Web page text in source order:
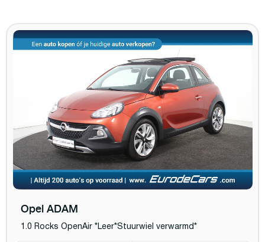
Opel ADAM
1.0 Rocks OpenAir *Leer*Stuurwiel verwarmd*